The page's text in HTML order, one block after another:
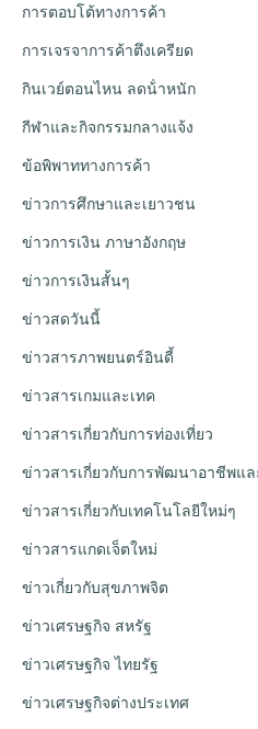
การตอบโต้ทางการค้า
การเจรจาการค้าตึงเครียด
กินเวย์ตอนไหน ลดน้ําหนัก
กีฬาและกิจกรรมกลางแจ้ง
ข้อพิพาททางการค้า
ข่าวการศึกษาและเยาวชน
ข่าวการเงิน ภาษาอังกฤษ
ข่าวการเงินสั้นๆ
ข่าวสดวันนี้
ข่าวสารภาพยนตร์อินดี้
ข่าวสารเกมและเทค
ข่าวสารเกี่ยวกับการท่องเที่ยว
ข่าวสารเกี่ยวกับการพัฒนาอาชีพแ
ข่าวสารเกี่ยวกับเทคโนโลยีใหม่ๆ
ข่าวสารแกดเจ็ตใหม่
ข่าวเกี่ยวกับสุขภาพจิต
ข่าวเศรษฐกิจ สหรัฐ
ข่าวเศรษฐกิจ ไทยรัฐ
ข่าวเศรษฐกิจต่างประเทศ